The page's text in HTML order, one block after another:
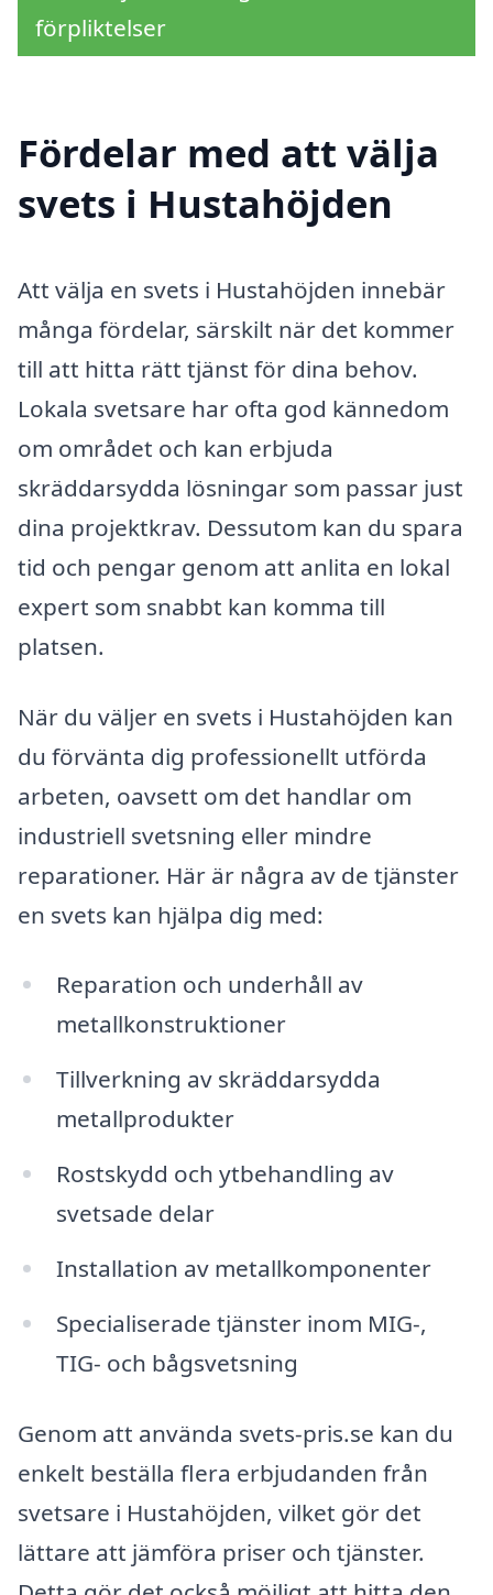
förpliktelser
Fördelar med att välja
svets i Hustahöjden
Att välja en svets i Hustahöjden innebär
många fördelar, särskilt när det kommer
till att hitta rätt tjänst för dina behov.
Lokala svetsare har ofta god kännedom
om området och kan erbjuda
skräddarsydda lösningar som passar just
dina projektkrav. Dessutom kan du spara
tid och pengar genom att anlita en lokal
expert som snabbt kan komma till
platsen.
När du väljer en svets i Hustahöjden kan
du förvänta dig professionellt utförda
arbeten, oavsett om det handlar om
industriell svetsning eller mindre
reparationer. Här är några av de tjänster
en svets kan hjälpa dig med:
Reparation och underhåll av
metallkonstruktioner
Tillverkning av skräddarsydda
metallprodukter
Rostskydd och ytbehandling av
svetsade delar
Installation av metallkomponenter
Specialiserade tjänster inom MIG-,
TIG- och bågsvetsning
Genom att använda svets-pris.se kan du
enkelt beställa flera erbjudanden från
svetsare i Hustahöjden, vilket gör det
lättare att jämföra priser och tjänster.